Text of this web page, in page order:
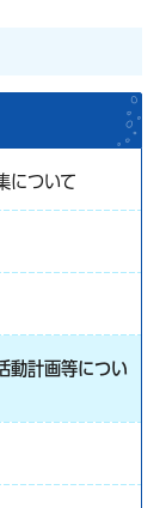
について
動計画等につい